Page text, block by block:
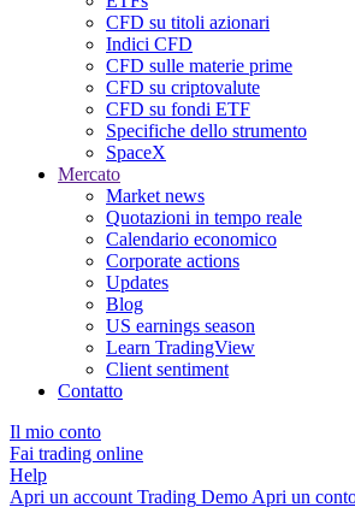
CFD su titoli azionari
Indici CFD
CFD sulle materie prime
CFD su criptovalute
CFD su fondi ETF
Specifiche dello strumento
SpaceX
Mercato
Market news
Quotazioni in tempo reale
Calendario economico
Corporate actions
Updates
Blog
US earnings season
Learn TradingView
Client sentiment
Contatto
Il mio conto
Fai trading online
Help
Apri un account Trading Demo Apri un